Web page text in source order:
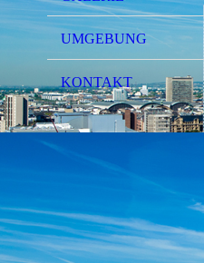
UMGEBUNG
KONTAKT